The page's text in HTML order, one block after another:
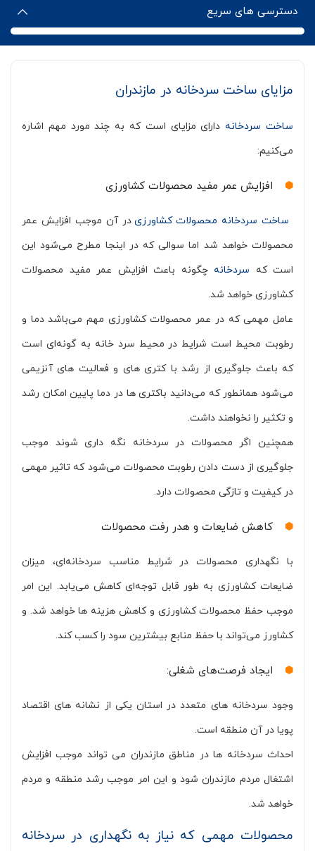
دسترسی های سریع
مزایای ساخت سردخانه در مازندران
ساخت سردخانه دارای مزایای است که به چند مورد مهم اشاره
می‌کنیم:
افزایش عمر مفید محصولات کشاورزی
ساخت سردخانه محصولات کشاورزی در آن موجب افزایش عمر
محصولات خواهد شد اما سوالی که در اینجا مطرح می‌شود این
است که سردخانه چگونه باعث افزایش عمر مفید محصولات
کشاورزی خواهد شد.
عامل مهمی که در عمر محصولات کشاورزی مهم می‌باشد دما و
رطوبت محیط است شرایط در محیط سرد خانه به گونه‌ای است
که باعث جلوگیری از رشد با کتری های و فعالیت های آنزیمی
می‌شود همانطور که می‌دانید باکتری ها در دما پایین امکان رشد
و تکثیر را نخواهند داشت.
همچنین اگر محصولات در سردخانه نگه داری شوند موجب
جلوگیری از دست دادن رطوبت محصولات می‌شود که تاثیر مهمی
در کیفیت و تازگی محصولات دارد.
کاهش ضایعات و هدر رفت محصولات
با نگهداری محصولات در شرایط مناسب سردخانه‌ای، میزان
ضایعات کشاورزی به طور قابل توجه‌ای کاهش می‌یابد. این امر
موجب حفظ محصولات کشاورزی و کاهش هزینه ها خواهد شد. و
کشاورز می‌تواند با حفظ منابع بیشترین سود را کسب کند.
ایجاد فرصت‌های شغلی:
وجود سردخانه های متعدد در استان یکی از نشانه های اقتصاد
پویا در آن منطقه است.
احداث سردخانه ها در مناطق مازندران می تواند موجب افزایش
اشتغال مردم مازندران شود و این امر موجب رشد منطقه و مردم
خواهد شد.
محصولات مهمی که نیاز به نگهداری در سردخانه